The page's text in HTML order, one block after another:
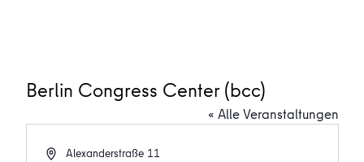
Berlin Congress Center (bcc)
« Alle Veranstaltungen
AdresseAlexanderstraße 11